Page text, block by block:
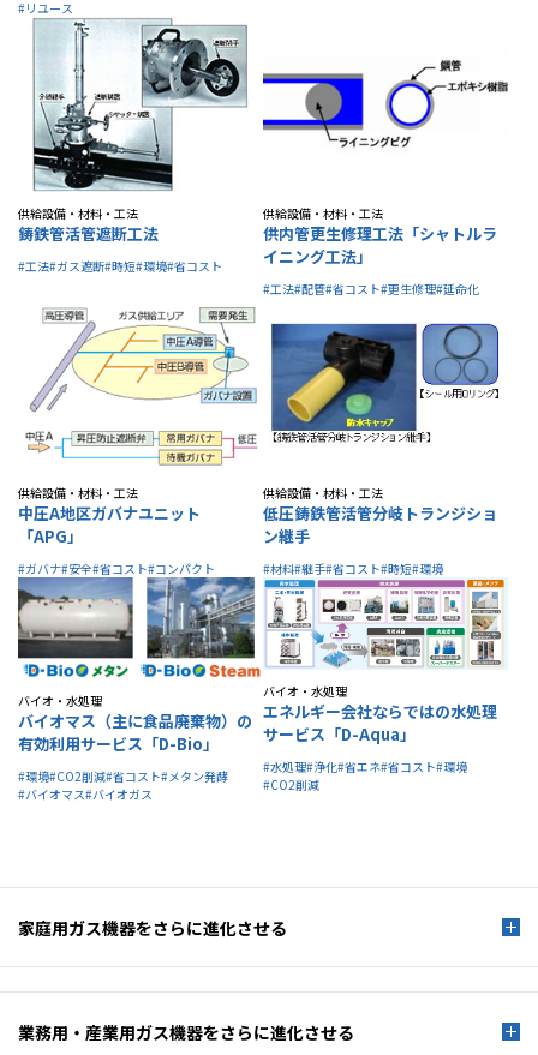
#リユース
供給設備・材料・工法
鋳鉄管活管遮断工法
#工法#ガス遮断#時短#環境#省コスト
供給設備・材料・工法
供内管更生修理工法「シャトルラ
イニング工法」
#工法#配管#省コスト#更生修理#延命化
供給設備・材料・工法
中圧A地区ガバナユニット
「APG」
#ガバナ#安全#省コスト#コンパクト
供給設備・材料・工法
低圧鋳鉄管活管分岐トランジショ
ン継手
#材料#継手#省コスト#時短#環境
バイオ・水処理
バイオマス（主に食品廃棄物）の
有効利用サービス「D-Bio」
#環境#CO2削減#省コスト#メタン発酵
#バイオマス#バイオガス
バイオ・水処理
エネルギー会社ならではの水処理
サービス「D-Aqua」
#水処理#浄化#省エネ#省コスト#環境
#CO2削減
家庭用ガス機器をさらに進化させる
業務用・産業用ガス機器をさらに進化させる